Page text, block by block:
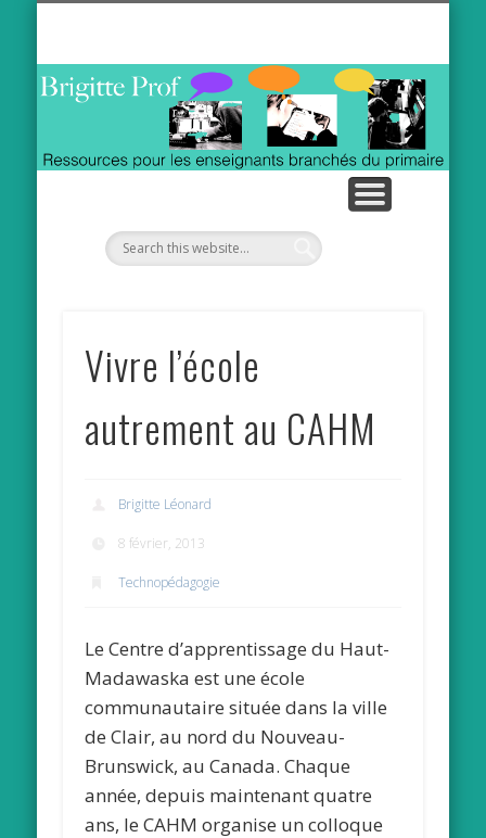
Vivre l’école
autrement au CAHM
Brigitte Léonard
8 février, 2013
Technopédagogie
Le Centre d’apprentissage du Haut-
Madawaska est une école
communautaire située dans la ville
de Clair, au nord du Nouveau-
Brunswick, au Canada. Chaque
année, depuis maintenant quatre
ans, le CAHM organise un colloque